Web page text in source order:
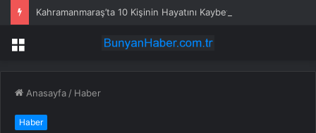
Menü
Anasayfa / Haber
Haber